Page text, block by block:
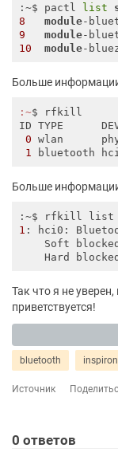
:~$ pactl list
8
module
9
module
10
module
Больше
:~$ rfkill
ID TYPE
0 wlan
1
bluetooth
Больше
1 : hci0:
Soft
Hard
Так что я не
приветствуется!
bluetooth inspiron
Источник
0 ответов